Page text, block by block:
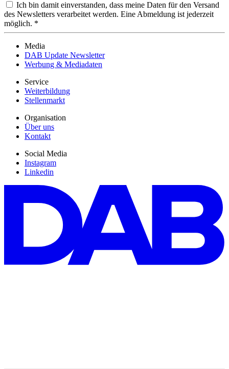
Ich bin damit einverstanden, dass meine Daten für den Versand
des Newsletters verarbeitet werden. Eine Abmeldung ist jederzeit
möglich. *
Media
DAB Update Newsletter
Werbung & Mediadaten
Service
Weiterbildung
Stellenmarkt
Organisation
Über uns
Kontakt
Social Media
Instagram
Linkedin